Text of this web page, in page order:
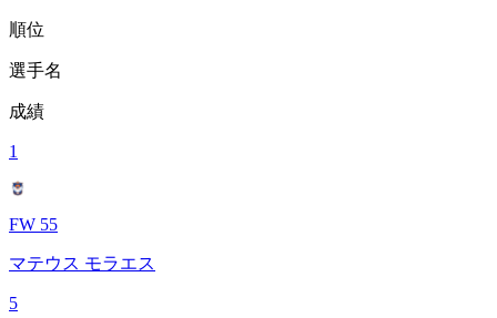
順位
選手名
成績
1
FW 55
マテウス モラエス
5